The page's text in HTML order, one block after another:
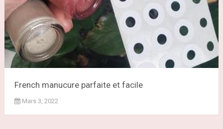
French manucure parfaite et facile
Mars 3, 2022